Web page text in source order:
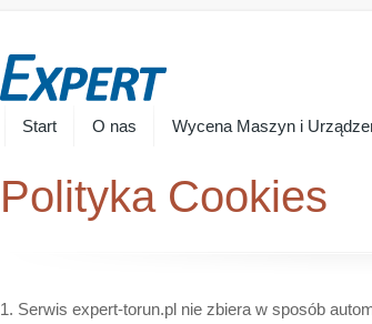
Start O nas Wycena Maszyn i
Polityka Cookies
1. Serwis expert-torun.pl nie zbiera w sposób